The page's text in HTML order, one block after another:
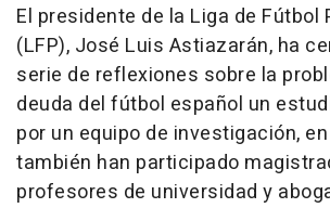
El presidente de la Liga de Fútbol
(LFP), José Luis Astiazarán, ha
serie de reflexiones sobre la
deuda del fútbol español un
por un equipo de investigación,
también han participado
profesores de universidad y